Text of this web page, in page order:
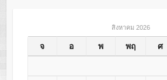
สิงหาคม 2026
จ อ พ พฤ ศ